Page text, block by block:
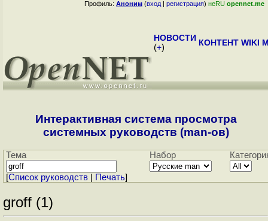
Профиль: Аноним (вход | регистрация) неRU opennet.me
НОВОСТИ
(+) КОНТЕНТ WIKI
Интерактивная система просмотра
системных руководств (man-ов)
Тема Набор
[Cписок руководств Печать]
groff (1)